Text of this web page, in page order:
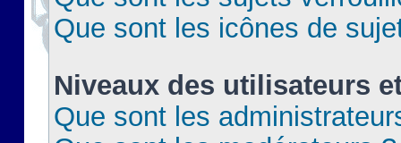
Que sont les icônes de
Niveaux des utilisateurs
Que sont les